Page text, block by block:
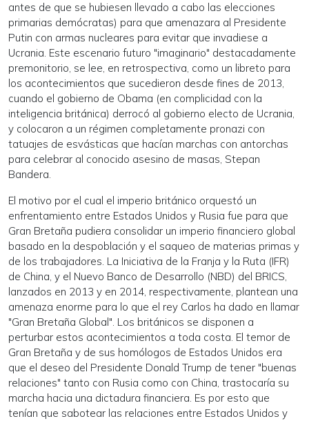
antes de que se hubiesen llevado a cabo las elecciones
primarias demócratas) para que amenazara al Presidente
Putin con armas nucleares para evitar que invadiese a
Ucrania. Este escenario futuro "imaginario" destacadamente
premonitorio, se lee, en retrospectiva, como un libreto para
los acontecimientos que sucedieron desde fines de 2013,
cuando el gobierno de Obama (en complicidad con la
inteligencia británica) derrocó al gobierno electo de Ucrania,
y colocaron a un régimen completamente pronazi con
tatuajes de esvásticas que hacían marchas con antorchas
para celebrar al conocido asesino de masas, Stepan
Bandera.
El motivo por el cual el imperio británico orquestó un
enfrentamiento entre Estados Unidos y Rusia fue para que
Gran Bretaña pudiera consolidar un imperio financiero global
basado en la despoblación y el saqueo de materias primas y
de los trabajadores. La Iniciativa de la Franja y la Ruta (IFR)
de China, y el Nuevo Banco de Desarrollo (NBD) del BRICS,
lanzados en 2013 y en 2014, respectivamente, plantean una
amenaza enorme para lo que el rey Carlos ha dado en llamar
"Gran Bretaña Global". Los británicos se disponen a
perturbar estos acontecimientos a toda costa. El temor de
Gran Bretaña y de sus homólogos de Estados Unidos era
que el deseo del Presidente Donald Trump de tener "buenas
relaciones" tanto con Rusia como con China, trastocaría su
marcha hacia una dictadura financiera. Es por esto que
tenían que sabotear las relaciones entre Estados Unidos y